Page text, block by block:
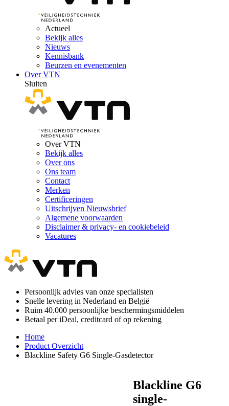
Actueel
Bekijk alles
Nieuws
Kennisbank
Beurzen en evenementen
Over VTN
Sluiten
Over VTN
Bekijk alles
Over ons
Ons team
Contact
Merken
Certificeringen
Uitschrijven Nieuwsbrief
Algemene voorwaarden
Disclaimer & privacy- en cookiebeleid
Vacatures
Persoonlijk advies van onze specialisten
Snelle levering in Nederland en België
Ruim 40.000 persoonlijke beschermingsmiddelen
Betaal per iDeal, creditcard of op rekening
Home
Product Overzicht
Blackline Safety G6 Single-Gasdetector
Blackline G6
single-